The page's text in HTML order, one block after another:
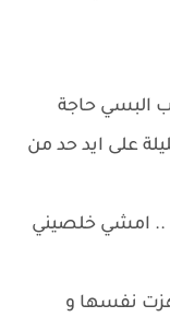
البسي حاجة
على ايد حد من
.. امشي خلصيني
نفسها و